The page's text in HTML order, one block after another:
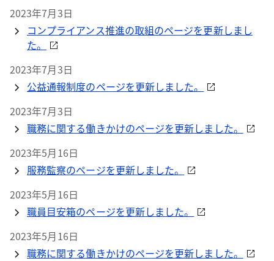
2023年7月3日
コンプライアンス推進の取組のページを更新しまし
た。
2023年7月3日
公益通報制度のページを更新しました。
2023年7月3日
職務に関する働きかけのページを更新しました。
2023年5月16日
服務監察のページを更新しました。
2023年5月16日
職員目安箱のページを更新しました。
2023年5月16日
職務に関する働きかけのページを更新しました。